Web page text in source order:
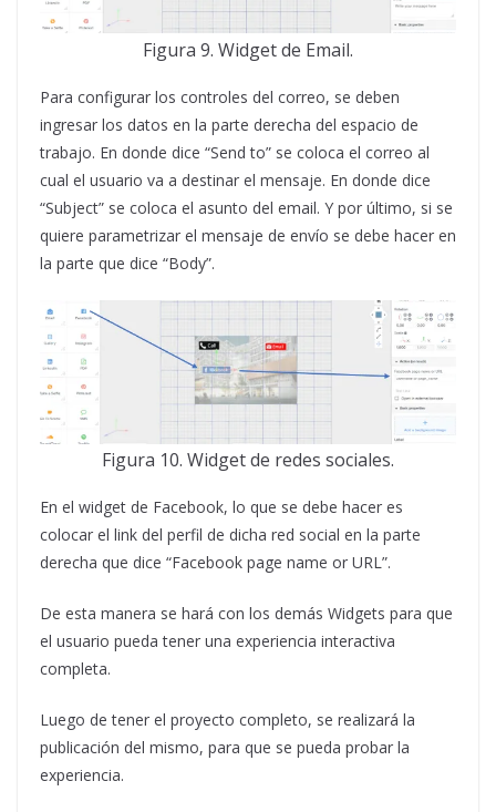
Figura 9. Widget de Email.
Para configurar los controles del correo, se deben
ingresar los datos en la parte derecha del espacio de
trabajo. En donde dice “Send to” se coloca el correo al
cual el usuario va a destinar el mensaje. En donde dice
“Subject” se coloca el asunto del email. Y por último, si se
quiere parametrizar el mensaje de envío se debe hacer en
la parte que dice “Body”.
Figura 10. Widget de redes sociales.
En el widget de Facebook, lo que se debe hacer es
colocar el link del perfil de dicha red social en la parte
derecha que dice “Facebook page name or URL”.
De esta manera se hará con los demás Widgets para que
el usuario pueda tener una experiencia interactiva
completa.
Luego de tener el proyecto completo, se realizará la
publicación del mismo, para que se pueda probar la
experiencia.